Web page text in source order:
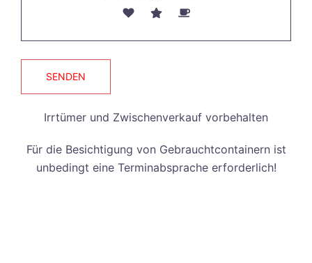
Irrtümer und Zwischenverkauf vorbehalten
Für die Besichtigung von Gebrauchtcontainern ist
unbedingt eine Terminabsprache erforderlich!